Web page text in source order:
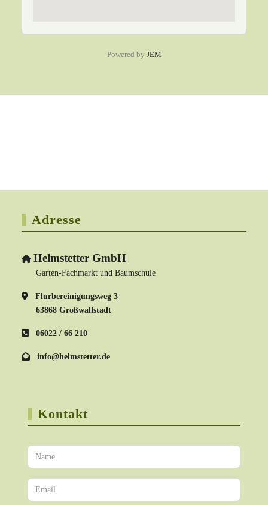
Powered by JEM
Adresse
Helmstetter GmbH
Garten-Fachmarkt und Baumschule
Flurbereinigungsweg 3
63868 Großwallstadt
06022 / 66 210
info@helmstetter.de
Kontakt